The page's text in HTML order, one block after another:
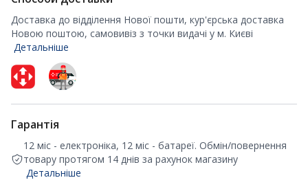
Доставка до відділення Нової пошти, кур'єрська доставка
Новою поштою, самовивіз з точки видачі у м. Києві
Детальніше
Гарантія
12 міс - електроніка, 12 міс - батареї. Обмін/повернення
товару протягом 14 днів за рахунок магазину
Детальніше